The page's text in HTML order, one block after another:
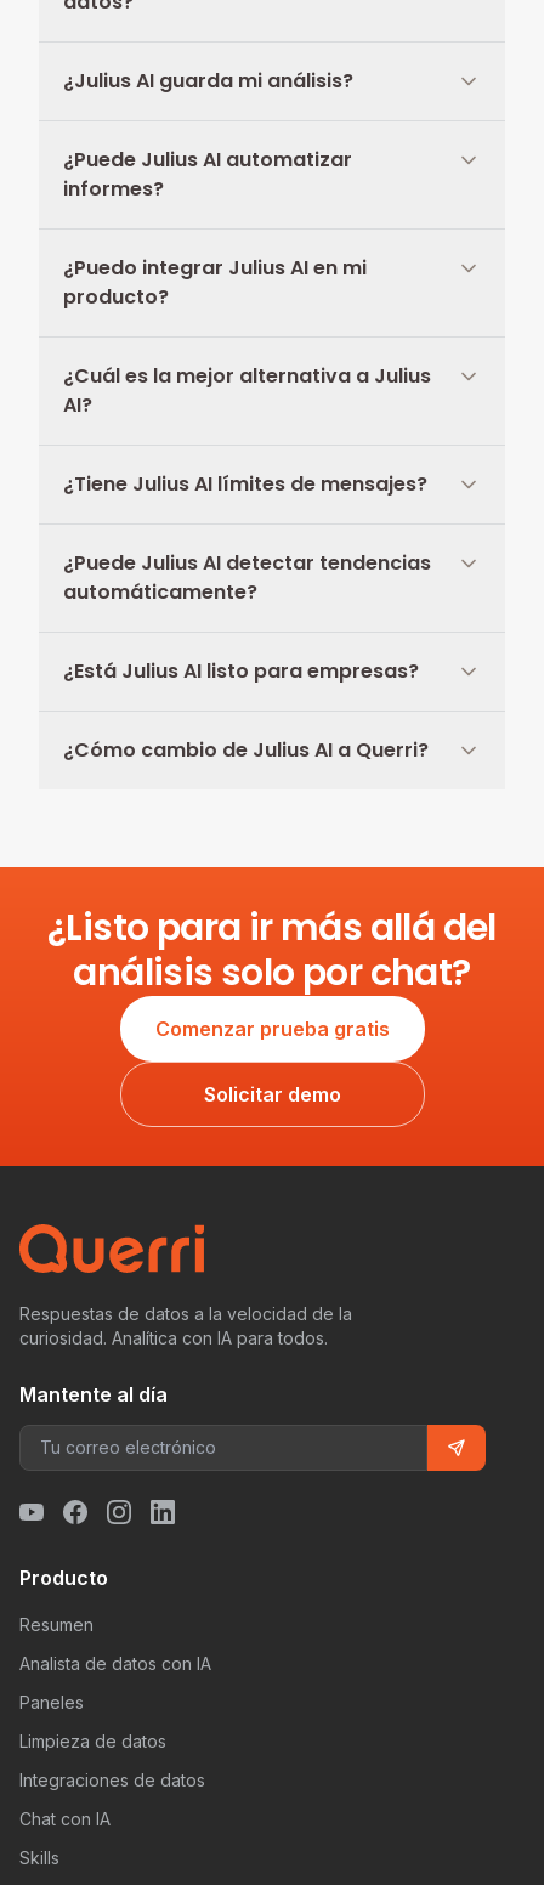
¿Julius AI guarda mi análisis?
¿Puede Julius AI automatizar
informes?
¿Puedo integrar Julius AI en mi
producto?
¿Cuál es la mejor alternativa a Julius
AI?
¿Tiene Julius AI límites de mensajes?
¿Puede Julius AI detectar tendencias
automáticamente?
¿Está Julius AI listo para empresas?
¿Cómo cambio de Julius AI a Querri?
¿Listo para ir más allá del
análisis solo por chat?
Comenzar prueba gratis
Solicitar demo
Respuestas de datos a la velocidad de la
curiosidad. Analítica con IA para todos.
Mantente al día
Producto
Resumen
Analista de datos con IA
Paneles
Limpieza de datos
Integraciones de datos
Chat con IA
Skills